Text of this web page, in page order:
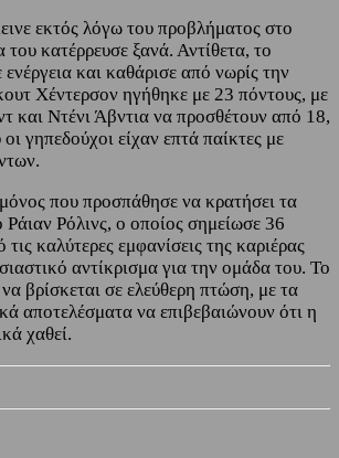
εκτός λόγω του προβλήματος στο
κατέρρευσε ξανά. Αντίθετα, το
και καθάρισε από νωρίς την
Χέντερσον ηγήθηκε με 23 πόντους, με
και Ντένι Άβντια να προσθέτουν από 18,
γηπεδούχοι είχαν επτά παίκτες με
που προσπάθησε να κρατήσει τα
Ρόλινς, ο οποίος σημείωσε 36
καλύτερες εμφανίσεις της καριέρας
αντίκρισμα για την ομάδα του. Το
βρίσκεται σε ελεύθερη πτώση, με τα
αποτελέσματα να επιβεβαιώνουν ότι η
χαθεί.